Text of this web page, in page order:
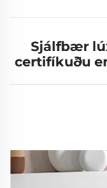
Sjálfbær
certifíkuðu